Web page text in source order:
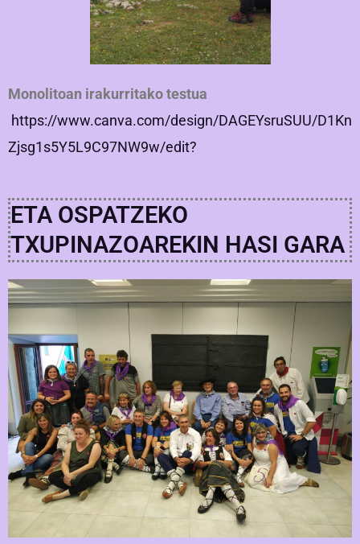
Monolitoan irakurritako testua
https://www.canva.com/design/DAGEYsruSUU/D1Kn
Zjsg1s5Y5L9C97NW9w/edit?
ETA OSPATZEKO
TXUPINAZOAREKIN HASI GARA